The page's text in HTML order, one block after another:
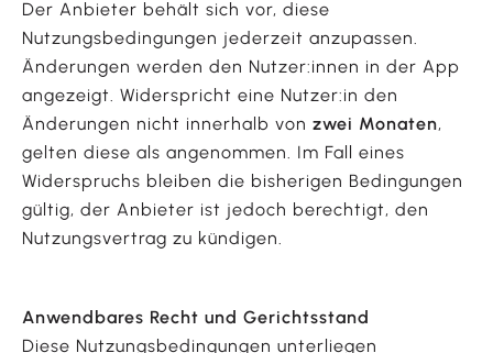
Der Anbieter behält sich vor, diese
Nutzungsbedingungen jederzeit anzupassen.
Änderungen werden den Nutzer:innen in der App
angezeigt. Widerspricht eine Nutzer:in den
Änderungen nicht innerhalb von zwei Monaten,
gelten diese als angenommen. Im Fall eines
Widerspruchs bleiben die bisherigen Bedingungen
gültig, der Anbieter ist jedoch berechtigt, den
Nutzungsvertrag zu kündigen.
Anwendbares Recht und Gerichtsstand
Diese Nutzungsbedingungen unterliegen